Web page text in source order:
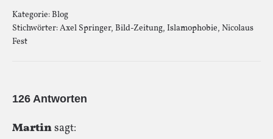
Kategorie:Blog
Stichwörter:Axel Springer, Bild-Zeitung, Islamophobie, Nicolaus
Fest
126 Antworten
Martinsagt: